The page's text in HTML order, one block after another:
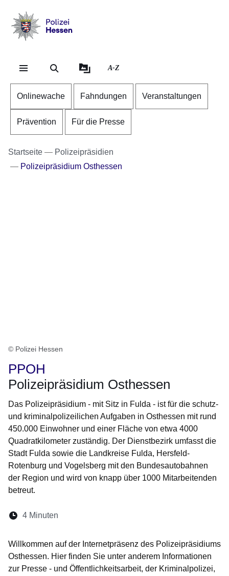
Hessen
A-Z
Onlinewache Fahndungen Veranstaltungen
Prävention Für die Presse
Startseite
Polizeipräsidien
Polizeipräsidium Osthessen
© Polizei Hessen
PPOH
Polizeipräsidium Osthessen
Das Polizeipräsidium - mit Sitz in Fulda - ist für die schutz-
und kriminalpolizeilichen Aufgaben in Osthessen mit rund
450.000 Einwohner und einer Fläche von etwa 4000
Quadratkilometer zuständig. Der Dienstbezirk umfasst die
Stadt Fulda sowie die Landkreise Fulda, Hersfeld-
Rotenburg und Vogelsberg mit den Bundesautobahnen
der Region und wird von knapp über 1000 Mitarbeitenden
betreut.
Lesedauer:
4 Minuten
Willkommen auf der Internetpräsenz des Polizeipräsidiums
Osthessen. Hier finden Sie unter anderem Informationen
zur Presse - und Öffentlichkeitsarbeit, der Kriminalpolizei,